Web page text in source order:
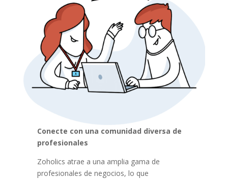
Conecte con una comunidad diversa de
profesionales
Zoholics atrae a una amplia gama de
profesionales de negocios, lo que